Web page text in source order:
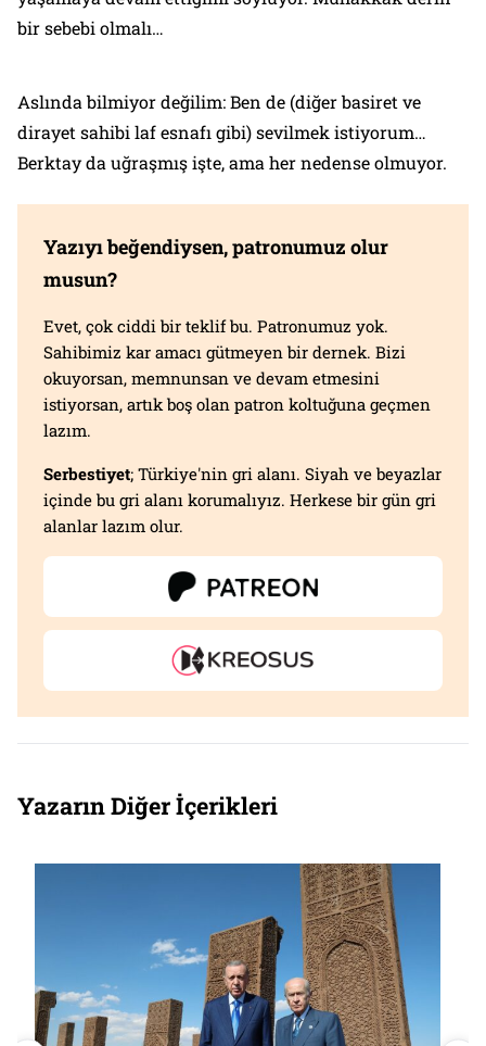
bir sebebi olmalı…
Aslında bilmiyor değilim: Ben de (diğer basiret ve
dirayet sahibi laf esnafı gibi) sevilmek istiyorum…
Berktay da uğraşmış işte, ama her nedense olmuyor.
Yazıyı beğendiysen, patronumuz olur
musun?
Evet, çok ciddi bir teklif bu. Patronumuz yok.
Sahibimiz kar amacı gütmeyen bir dernek. Bizi
okuyorsan, memnunsan ve devam etmesini
istiyorsan, artık boş olan patron koltuğuna geçmen
lazım.
Serbestiyet; Türkiye'nin gri alanı. Siyah ve beyazlar
içinde bu gri alanı korumalıyız. Herkese bir gün gri
alanlar lazım olur.
Yazarın Diğer İçerikleri